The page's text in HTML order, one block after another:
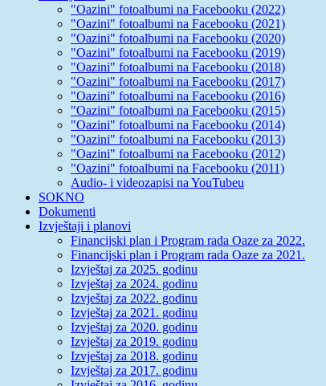
"Oazini" fotoalbumi na Facebooku (2022)
"Oazini" fotoalbumi na Facebooku (2021)
"Oazini" fotoalbumi na Facebooku (2020)
"Oazini" fotoalbumi na Facebooku (2019)
"Oazini" fotoalbumi na Facebooku (2018)
"Oazini" fotoalbumi na Facebooku (2017)
"Oazini" fotoalbumi na Facebooku (2016)
"Oazini" fotoalbumi na Facebooku (2015)
"Oazini" fotoalbumi na Facebooku (2014)
"Oazini" fotoalbumi na Facebooku (2013)
"Oazini" fotoalbumi na Facebooku (2012)
"Oazini" fotoalbumi na Facebooku (2011)
Audio- i videozapisi na YouTubeu
SOKNO
Dokumenti
Izvještaji i planovi
Financijski plan i Program rada Oaze za 2022.
Financijski plan i Program rada Oaze za 2021.
Izvještaj za 2025. godinu
Izvještaj za 2024. godinu
Izvještaj za 2022. godinu
Izvještaj za 2021. godinu
Izvještaj za 2020. godinu
Izvještaj za 2019. godinu
Izvještaj za 2018. godinu
Izvještaj za 2017. godinu